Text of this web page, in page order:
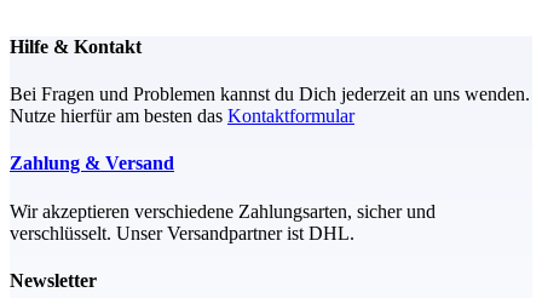
Hilfe & Kontakt
Bei Fragen und Problemen kannst du Dich jederzeit an uns wenden.
Nutze hierfür am besten das Kontaktformular
Zahlung & Versand
Wir akzeptieren verschiedene Zahlungsarten, sicher und
verschlüsselt. Unser Versandpartner ist DHL.
Newsletter